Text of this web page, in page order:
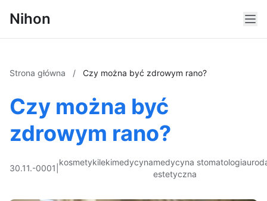
Nihon
Strona główna / Czy można być zdrowym rano?
Czy można być
zdrowym rano?
30.11.-0001
kosmetykilekimedycynamedycyna
estetyczna
stomatologia